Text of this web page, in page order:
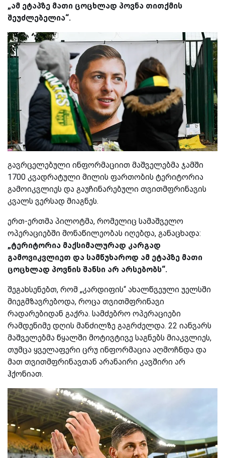
„ამ ეტაპზე მათი ცოცხლად პოვნა თითქმის
შეუძლებელია“.
გავრცელებული ინფორმაციით მაშველებმა ჯამში
1700 კვადრატული მილის ფართობის ტერიტორია
გამოიკვლიეს და გაუჩინარებული თვითმფრინავის
კვალს ვერსად მიაგნეს.
ერთ-ერთმა პილოტმა, რომელიც სამაშველო
ოპერაციებში მონაწილეობას იღებდა, განაცხადა:
„ტერიტორია მაქსიმალურად კარგად
გამოვიკვლიეთ და სამწუხაროდ ამ ეტაპზე მათი
ცოცხლად პოვნის შანსი არ არსებობს“.
შეგახსენებთ, რომ „კარდიფის“ ახალწვეული უელსში
მიეგმზავრებოდა, როცა თვითმფრინავი
რადარებიდან გაქრა. სამძებრო ოპერაციები
რამდენიმე დღის მანძილზე გაგრძელდა. 22 იანვარს
მაშველებმა წყალში მოტივტივე საგნებს მიაკვლიეს,
თუმცა ყველაფერი ცრუ ინფორმაცია აღმოჩნდა და
მათ თვითმფრინავთან არანაირი კავშირი არ
ჰქონიათ.